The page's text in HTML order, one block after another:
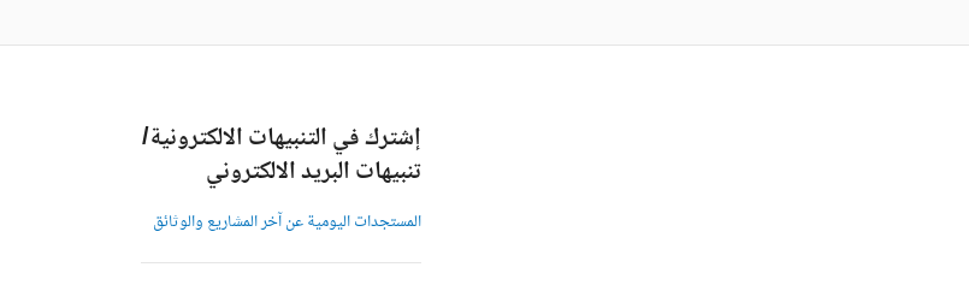
إشترك في التنبيهات الالكترونية/
تنبيهات البريد الالكتروني
المستجدات اليومية عن آخر المشاريع والوثائق